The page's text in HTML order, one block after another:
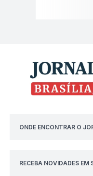
ONDE ENCONTRAR O
RECEBA NOVIDADES EM